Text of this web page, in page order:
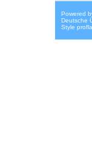
Powered
Deutsche
Style